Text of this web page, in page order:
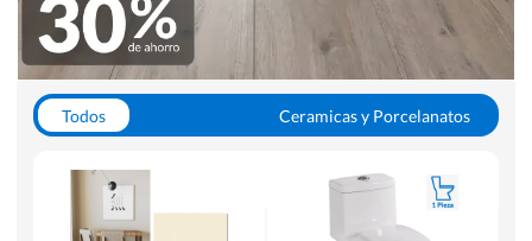
Todos
Ceramicas y Porcelanatos
WC y Sanitarios
Pisos Flotantes y Laminados
Pinturas